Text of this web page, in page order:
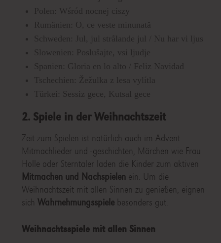
Polen: Wśród nocnej ciszy
Rumänien: O, ce veste minunată
Schweden: Jul, jul strålande jul / Nu har vi ljus
Slowenien: Poslušajte, vsi ljudje
Spanien: Gloria en lo alto / Feliz Navidad
Tschechien: Žežulka z lesa vylítla
Türkei: Sessiz gece, Kutsal gece
2. Spiele in der Weihnachtszeit
Zeit zum Spielen ist natürlich auch im Advent.
Mitmachlieder und -geschichten, Märchen wie Frau
Holle oder Sterntaler laden die Kinder zum aktiven
Mitmachen und Nachspielen ein. Um die
Weihnachtszeit mit allen Sinnen zu genießen, eignen
sich Wahrnehmungsspielebesonders gut.
Weihnachtsspiele mit allen Sinnen